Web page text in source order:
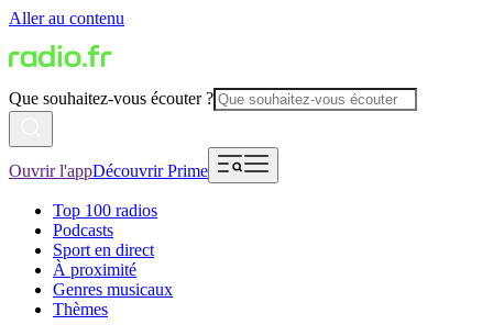
Aller au contenu
Que souhaitez-vous écouter ?
Ouvrir l'appDécouvrir Prime
Top 100 radios
Podcasts
Sport en direct
À proximité
Genres musicaux
Thèmes